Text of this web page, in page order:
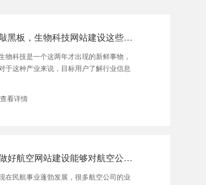
敲黑板，生物科技网站建设这些方面要重点考虑！
物科技是一个这两年才出现的新鲜事物，
于这种产业来说，目标用户了解行业信息
查看详情
做好航空网站建设能够对航空公司有什么帮助
在民航事业蓬勃发展，很多航空公司的业